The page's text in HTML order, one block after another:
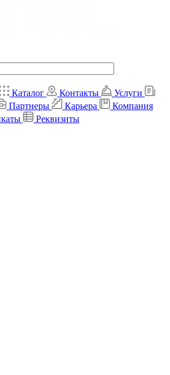
Каталог Контакты
Услуги
Партнеры Карьера
Компания
Реквизиты